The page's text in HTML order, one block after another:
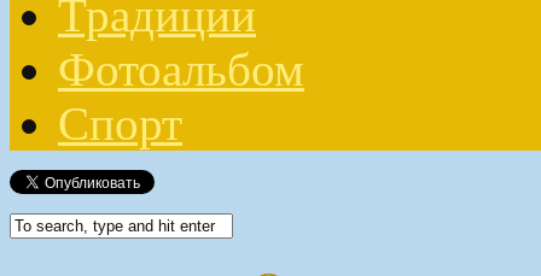
Традиции
Фотоальбом
Спорт